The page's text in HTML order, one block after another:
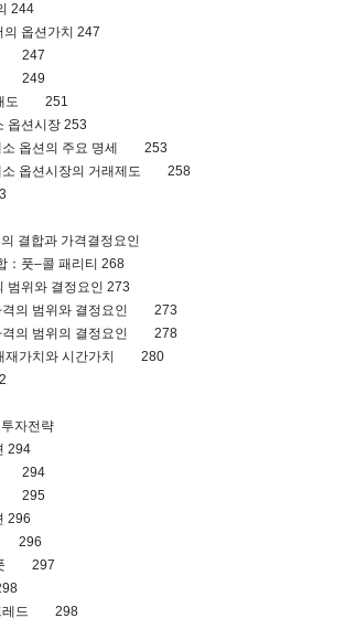
244
의 옵션가치 247
247
249
매도 251
옵션시장 253
소 옵션의 주요 명세 253
소 옵션시장의 거래제도 258
결합과 가격결정요인
：풋–콜 패리티 268
범위와 결정요인 273
격의 범위와 결정요인 273
격의 범위의 결정요인 278
재가치와 시간가치 280
자전략
294
294
295
296
296
풋 297
레드 298